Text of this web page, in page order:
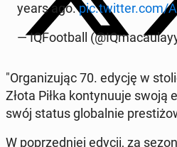
years ago.pic.twitter.com/
— IQFo­ot­ball
"Or­ga­ni­zu­jąc 70. edycję w
Złota Piłka kon­ty­nu­uje swoją
swój status glo­bal­nie
W po­przed­niej edycji, za